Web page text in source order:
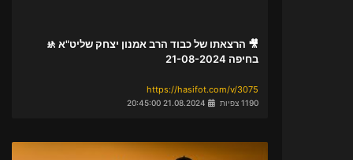
🎥 הרצאתו של כבוד הרב אמנון יצחק שליט"א 🚸
בחיפה 21-08-2024
https://hasifot.com/v/3075
1190 צפיות